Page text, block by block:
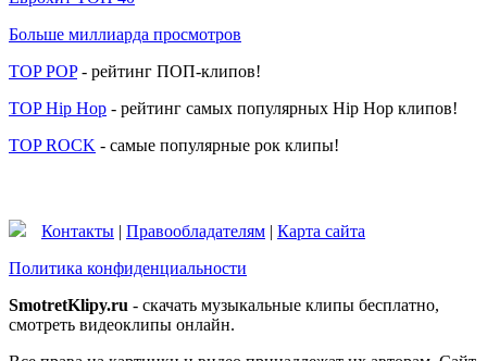
Больше миллиарда просмотров
TOP POP- рейтинг ПОП-клипов!
TOP Hip Hop - рейтинг самых популярных Hip Hop клипов!
TOP ROCK - самые популярные рок клипы!
Контакты | Правообладателям | Карта сайта
Политика конфиденциальности
SmotretKlipy.ru - скачать музыкальные клипы бесплатно,
смотреть видеоклипы онлайн.